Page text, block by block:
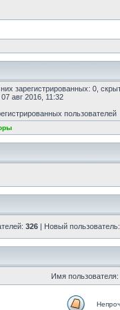
них зарегистрированных: 0,
авг 2016, 11:32
пользователей
326 | Новый пользователь:
Имя пользователя: